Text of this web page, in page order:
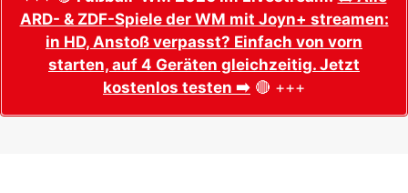
ARD- & ZDF-Spiele der WM mit Joyn+ streamen:
in HD, Anstoß verpasst? Einfach von vorn
starten, auf 4 Geräten gleichzeitig. Jetzt
kostenlos testen ➡️ 🔴 +++